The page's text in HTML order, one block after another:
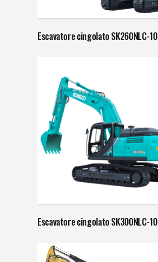
Escavatore cingolato SK260NLC-10
Escavatore cingolato SK300NLC-10